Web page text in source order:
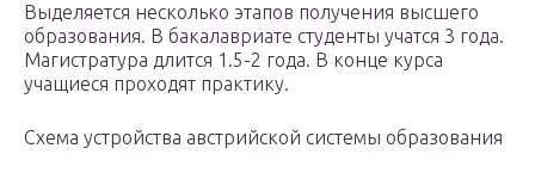
Выделяется несколько этапов получения высшего
образования. В бакалавриате студенты учатся 3 года.
Магистратура длится 1.5-2 года. В конце курса
учащиеся проходят практику.
Схема устройства австрийской системы образования